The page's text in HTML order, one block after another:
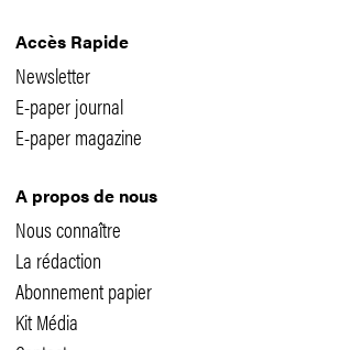
Accès Rapide
Newsletter
E-paper journal
E-paper magazine
A propos de nous
Nous connaître
La rédaction
Abonnement papier
Kit Média